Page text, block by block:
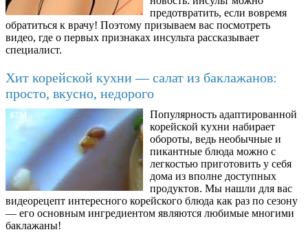
предотвратить, если вовремя
обратиться к врачу! Поэтому призываем вас посмотреть
видео, где о первых признаках инсульта рассказывает
специалист.
Хит корейской кухни — салат из баклажанов:
просто, вкусно, недорого
6734
Популярность адаптированной
корейской кухни набирает
обороты, ведь необычные и
пикантные блюда можно с
легкостью приготовить у себя
дома из вполне доступных
продуктов. Мы нашли для вас
видеорецепт интересного корейского блюда как раз по сезону
— его основным ингредиентом являются любимые многими
баклажаны!